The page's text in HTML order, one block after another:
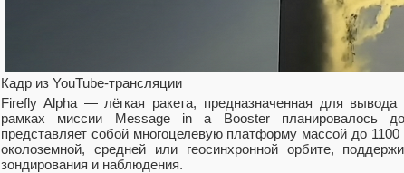
Кадр из YouTube-трансляции
Firefly Alpha — лёгкая ракета, предназначенная для
рамках миссии Message in a Booster планировалось
представляет собой многоцелевую платформу массой до 1100
околоземной, средней или геосинхронной орбите,
зондирования и наблюдения.